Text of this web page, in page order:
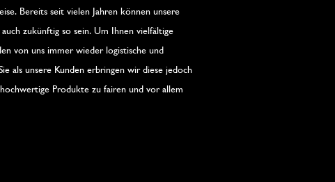
Bereits seit vielen Jahren können unsere
zukünftig so sein. Um Ihnen vielfältige
von uns immer wieder logistische und
als unsere Kunden erbringen wir diese jedoch
Produkte zu fairen und vor allem